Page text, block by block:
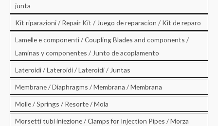
junta
Kit riparazioni / Repair Kit / Juego de reparacion / Kit de reparo
Lamelle e componenti / Coupling Blades and components /
Laminas y componentes / Junto de acoplamento
Lateroidi / Lateroidi / Lateroidi / Juntas
Membrane / Diaphragms / Membrana / Membrana
Molle / Springs / Resorte / Mola
Morsetti tubi iniezione / Clamps for Injection Pipes / Morza